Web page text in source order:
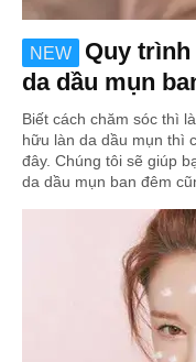
NEW
Quy
da dầu mụn
Biết cách chăm sóc thì
hữu làn da dầu mụn thì
đây. Chúng tôi sẽ giúp
da dầu mụn ban đêm